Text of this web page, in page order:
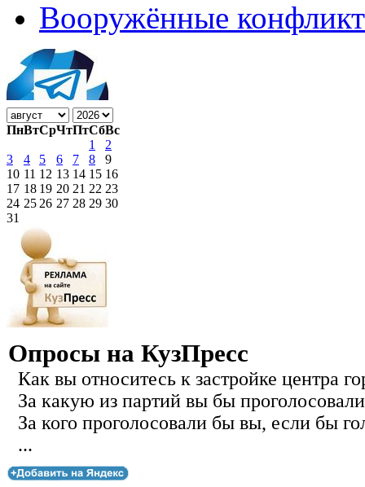
Вооружённые
ПнВтСрЧтПтСбВс
1
2
3
4 5 6 7 8
9
10 11 12 13 14 15 16
17 18 19 20 21 22 23
24 25 26 27 28 29 30
31
Опросы на КузПресс
Как вы относитесь к застройке центра
За какую из партий вы бы
За кого проголосовали бы вы, если бы
...